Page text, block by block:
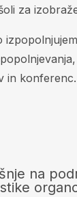
za
in konferenc.
na